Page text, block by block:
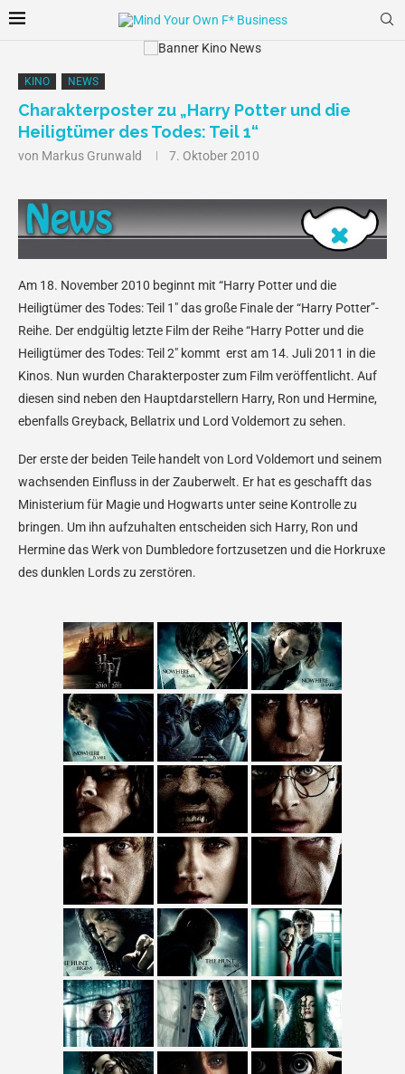
KINO NEWS
Charakterposter zu „Harry Potter und die
Heiligtümer des Todes: Teil 1“
von Markus Grunwald 7. Oktober 2010
Am 18. November 2010 beginnt mit “Harry Potter und die
Heiligtümer des Todes: Teil 1″ das große Finale der “Harry Potter”-
Reihe. Der endgültig letzte Film der Reihe “Harry Potter und die
Heiligtümer des Todes: Teil 2″ kommt erst am 14. Juli 2011 in die
Kinos. Nun wurden Charakterposter zum Film veröffentlicht. Auf
diesen sind neben den Hauptdarstellern Harry, Ron und Hermine,
ebenfalls Greyback, Bellatrix und Lord Voldemort zu sehen.
Der erste der beiden Teile handelt von Lord Voldemort und seinem
wachsenden Einfluss in der Zauberwelt. Er hat es geschafft das
Ministerium für Magie und Hogwarts unter seine Kontrolle zu
bringen. Um ihn aufzuhalten entscheiden sich Harry, Ron und
Hermine das Werk von Dumbledore fortzusetzen und die Horkruxe
des dunklen Lords zu zerstören.